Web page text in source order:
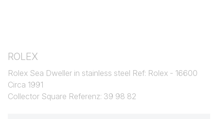
ROLEX
Rolex Sea Dweller in stainless steel Ref: Rolex - 16600
Circa 1991
Collector Square Referenz: 39 98 82